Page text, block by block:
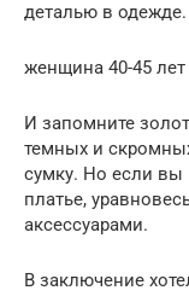
деталью в одежде.
женщина 40-45
И запомните
темных и
сумку. Но если вы
платье,
аксессуарами.
В заключение